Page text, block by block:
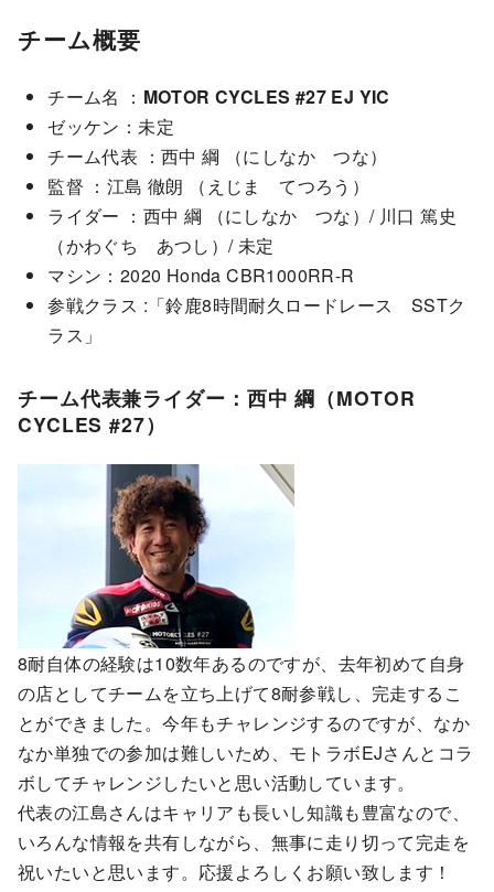
チーム概要
チーム名 ： MOTOR CYCLES #27 EJ YIC
ゼッケン：未定
チーム代表 ：西中 綱 （にしなか つな）
監督 ：江島 徹朗 （えじま てつろう）
ライダー ：西中 綱 （にしなか つな）/ 川口 篤史
（かわぐち あつし）/ 未定
マシン：2020 Honda CBR1000RR-R
参戦クラス :「鈴鹿8時間耐久ロードレース SSTク
ラス」
チーム代表兼ライダー：西中 綱（MOTOR
CYCLES #27）
8耐自体の経験は10数年あるのですが、去年初めて自身
の店としてチームを立ち上げて8耐参戦し、完走するこ
とができました。今年もチャレンジするのですが、なか
なか単独での参加は難しいため、モトラボEJさんとコラ
ボしてチャレンジしたいと思い活動しています。
代表の江島さんはキャリアも長いし知識も豊富なので、
いろんな情報を共有しながら、無事に走り切って完走を
祝いたいと思います。応援よろしくお願い致します！